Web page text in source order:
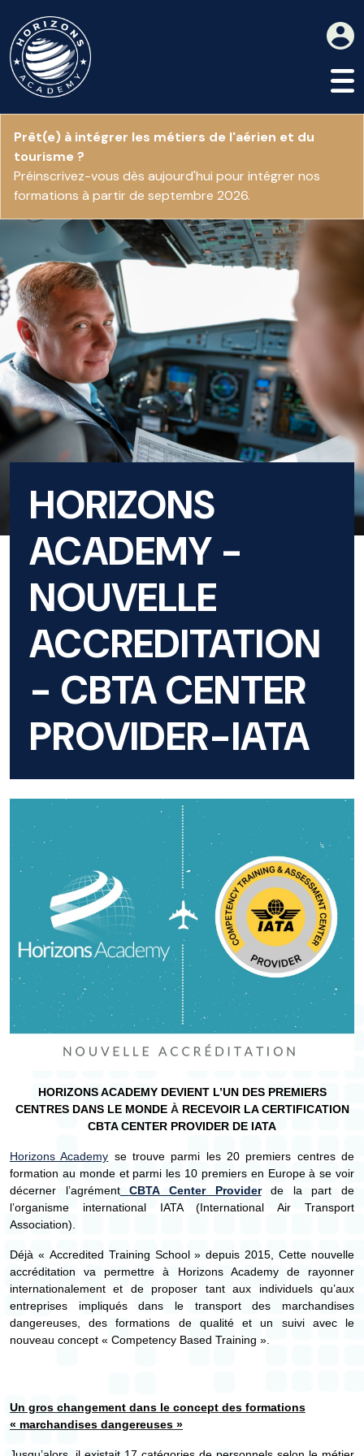
Prêt(e) à intégrer les métiers de l'aérien et du
tourisme ?
Préinscrivez-vous dès aujourd'hui pour intégrer nos
formations à partir de septembre 2026.
HORIZONS
ACADEMY -
NOUVELLE
ACCREDITATION
- CBTA CENTER
PROVIDER-IATA
HORIZONS ACADEMY DEVIENT L’UN DES PREMIERS
CENTRES DANS LE MONDE ÀRECEVOIR LA CERTIFICATION
CBTA CENTER PROVIDER DE IATA
Horizons Academy se trouve parmi les 20 premiers centres de
formation au monde et parmi les 10 premiers en Europe à se voir
décerner l’agrément
CBTA Center Providerde la part de
l’organisme international IATA (International Air Transport
Association).
Déjà « Accredited Training School » depuis 2015, Cette nouvelle
accréditation va permettre à Horizons Academy de rayonner
internationalement et de proposer tant aux individuels qu’aux
entreprises impliqués dans le transport des marchandises
dangereuses, des formations de qualité et un suivi avec le
nouveau concept « Competency Based Training ».
Un gros changement dans le concept des formations
« marchandises dangereuses »